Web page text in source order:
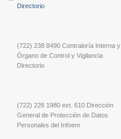
Directorio
(722) 238 8490 Contraloría Interna y
Órgano de Control y Vigilancia
Directorio
(722) 226 1980 ext. 610 Dirección
General de Protección de Datos
Personales del Infoem